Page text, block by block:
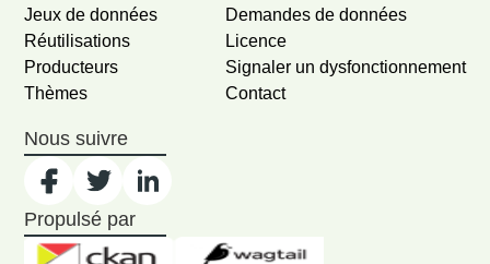
Jeux de données
Réutilisations
Producteurs
Thèmes
Demandes de données
Licence
Signaler un dysfonctionnement
Contact
Nous suivre
Propulsé par